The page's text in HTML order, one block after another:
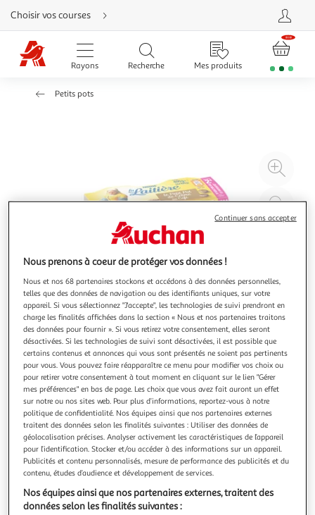
Aller
directement
au
contenu
Aller
directement
Aller
Choisir vos courses
Rayons Recherche Mes produits
Petits pots
à
5.0 (3)
LA LAITIERE
Petit pot de crème au café
Chez La Laitière nos Petits Pots de Crème sont cuits au four,
puis lentement refroidis pour un fondant unique au goût
intense.
En savoir +
Vous voulez connaître le prix de ce produit ?
Nous prenons à coeur de protéger vos données !
Nous et nos 68 partenaires stockons et accédons à des données personnelles,
telles que des données de navigation ou des identifiants uniques, sur votre
appareil. Si vous sélectionnez "J'accepte", les technologies de suivi prendront en
charge les finalités affichées dans la section « Nous et nos partenaires traitons
des données pour fournir ». Si vous retirez votre consentement, elles seront
désactivées. Si les technologies de suivi sont désactivées, il est possible que
certains contenus et annonces qui vous sont présentés ne soient pas pertinents
pour vous. Vous pouvez faire réapparaître ce menu pour modifier vos choix ou
pour retirer votre consentement à tout moment en cliquant sur le lien "Gérer
mes préférences" en bas de page. Les choix que vous avez fait auront un effet
sur notre ou nos sites web. Pour plus d’informations, reportez-vous à notre
politique de confidentialité. Nos équipes ainsi que nos partenaires externes
traitent des données selon les finalités suivantes : Utiliser des données de
géolocalisation précises. Analyser activement les caractéristiques de l’appareil
pour l’identification. Stocker et/ou accéder à des informations sur un appareil.
Publicités et contenu personnalisés, mesure de performance des publicités et du
contenu, études d’audience et développement de services.
Nos équipes ainsi que nos partenaires externes, traitent des
données selon les finalités suivantes :
Continuer sans accepter